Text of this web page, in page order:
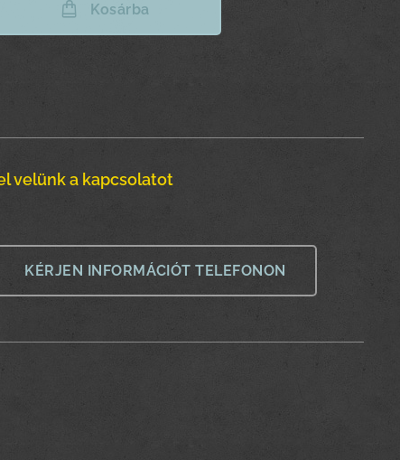
Kosárba
velünk a kapcsolatot
KÉRJEN INFORMÁCIÓT TELEFONON